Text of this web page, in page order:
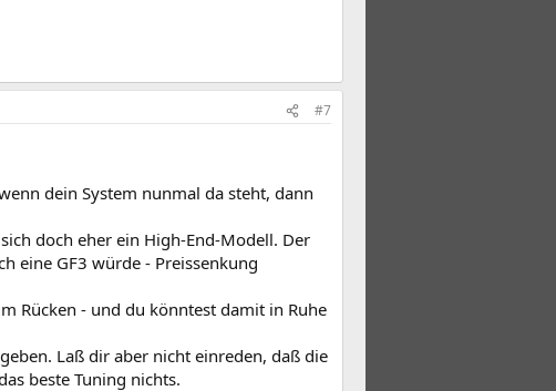
#7
dein System nunmal da steht, dann
doch eher ein High-End-Modell. Der
eine GF3 würde - Preissenkung
Rücken - und du könntest damit in Ruhe
Laß dir aber nicht einreden, daß die
beste Tuning nichts.